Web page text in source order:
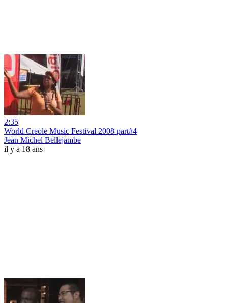
2:35
World Creole Music Festival 2008 part#4
Jean Michel Bellejambe
il y a 18 ans